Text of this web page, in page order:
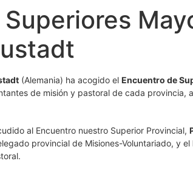
(Alemania) ha acogido el Encuentro de
de misión y pastoral de cada provincia,
al Encuentro nuestro Superior Provincial,
provincial de Misiones-Voluntariado, y el